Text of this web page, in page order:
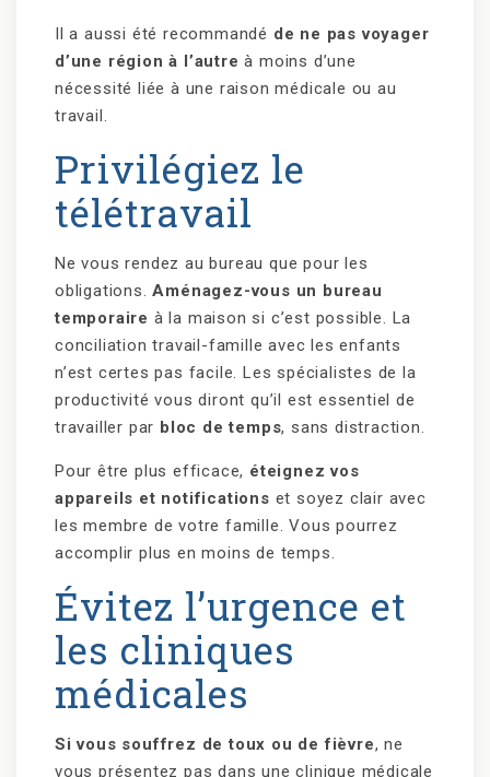
Il a aussi été recommandé de ne pas voyager
d’une région à l’autre à moins d’une
nécessité liée à une raison médicale ou au
travail.
Privilégiez le
télétravail
Ne vous rendez au bureau que pour les
obligations.Aménagez-vous un bureau
temporaire à la maison si c’est possible. La
conciliation travail-famille avec les enfants
n’est certes pas facile. Les spécialistes de la
productivité vous diront qu’il est essentiel de
travailler par bloc de temps, sans distraction.
Pour être plus efficace, éteignez vos
appareils et notifications et soyez clair avec
les membre de votre famille. Vous pourrez
accomplir plus en moins de temps.
Évitez l’urgence et
les cliniques
médicales
Si vous souffrez de toux ou de fièvre, ne
vous présentez pas dans une clinique médicale